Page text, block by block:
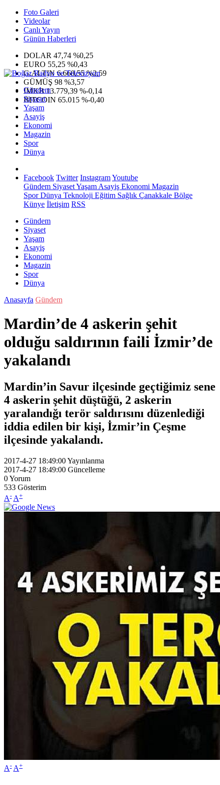
Foto Galeri
Videolar
Canlı Yayın
Günün Haberleri
DOLAR 47,74 %0,25
EURO 55,25 %0,43
G.ALTIN6.660,55 %2,59
GÜMÜŞ 98 %3,57
IMKB13.779,39 %-0,14
BITCOIN 65.015 %-0,40
Gündem
Siyaset
Yaşam
Asayiş
Ekonomi
Magazin
Spor
Dünya
Facebook Twitter InstagramYoutube
Gündem SiyasetYaşam Asayiş Ekonomi Magazin
SporDünya Teknoloji Eğitim Sağlık Çanakkale Bölge
Künye İletişim RSS
Gündem
Siyaset
Yaşam
Asayiş
Ekonomi
Magazin
Spor
Dünya
Anasayfa Gündem
Mardin’de 4 askerin şehit
olduğu saldırının faili İzmir’de
yakalandı
Mardin’in Savur ilçesinde geçtiğimiz sene
4 askerin şehit düştüğü, 2 askerin
yaralandığı terör saldırısını düzenlediği
iddia edilen bir kişi, İzmir’in Çeşme
ilçesinde yakalandı.
2017-4-27 18:49:00Yayınlanma
2017-4-27 18:49:00 Güncelleme
0Yorum
533 Gösterim
A- A+
A- A+